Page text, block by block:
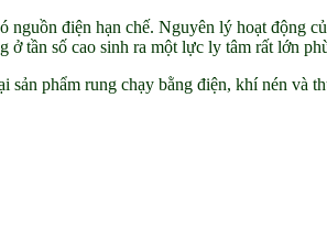
nguồn điện hạn chế. Nguyên lý hoạt động
tần số cao sinh ra một lực ly tâm rất lớn
sản phẩm rung chạy bằng điện, khí nén và